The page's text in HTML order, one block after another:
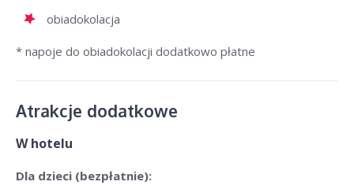
obiadokolacja
* napoje do obiadokolacji dodatkowo płatne
Atrakcje dodatkowe
W hotelu
Dla dzieci (bezpłatnie):